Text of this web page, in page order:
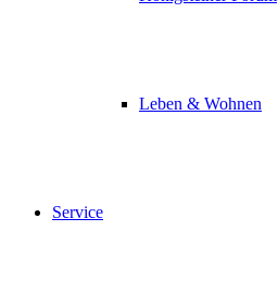
Leben & Wohnen
Service